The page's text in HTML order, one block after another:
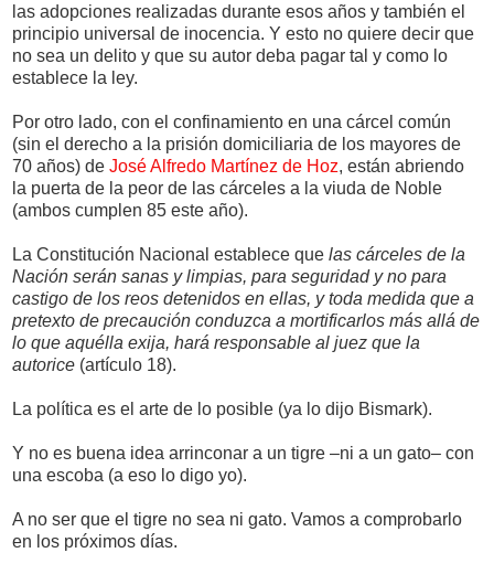
las adopciones realizadas durante esos años y también el
principio universal de inocencia. Y esto no quiere decir que
no sea un delito y que su autor deba pagar tal y como lo
establece la ley.
Por otro lado, con el confinamiento en una cárcel común
(sin el derecho a la prisión domiciliaria de los mayores de
70 años) de José Alfredo Martínez de Hoz, están abriendo
la puerta de la peor de las cárceles a la viuda de Noble
(ambos cumplen 85 este año).
La Constitución Nacional establece que las cárceles de la
Nación serán sanas y limpias, para seguridad y no para
castigo de los reos detenidos en ellas, y toda medida que a
pretexto de precaución conduzca a mortificarlos más allá de
lo que aquélla exija, hará responsable al juez que la
autorice (artículo 18).
La política es el arte de lo posible (ya lo dijo Bismark).
Y no es buena idea arrinconar a un tigre –ni a un gato– con
una escoba (a eso lo digo yo).
A no ser que el tigre no sea ni gato. Vamos a comprobarlo
en los próximos días.